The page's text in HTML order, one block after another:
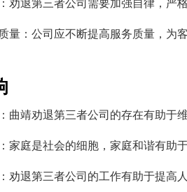
量：公司应不断提高服务质量，为
曲靖劝退第三者公司的存在有助于
家庭是社会的细胞，家庭和谐有助
劝退第三者公司的工作有助于提高